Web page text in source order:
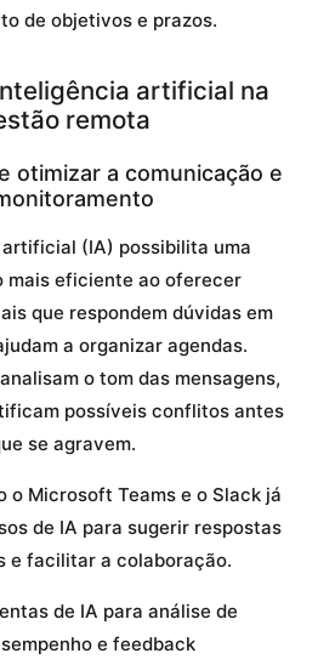
de objetivos e prazos.
artificial na
remota
otimizar a comunicação e
(IA) possibilita uma
mais eficiente ao oferecer
que respondem dúvidas em
a organizar agendas.
o tom das mensagens,
possíveis conflitos antes
se agravem.
o Microsoft Teams e o Slack já
de IA para sugerir respostas
e facilitar a colaboração.
de IA para análise de
e feedback